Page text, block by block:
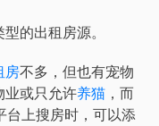
的出租房源。
房不多，但也有宠物
业或只允许养猫 ，而
台上搜房时，可以添